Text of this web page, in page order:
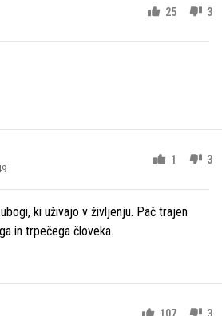
25 3
1 3
ki uživajo v življenju. Pač trajen
in trpečega človeka.
107 3